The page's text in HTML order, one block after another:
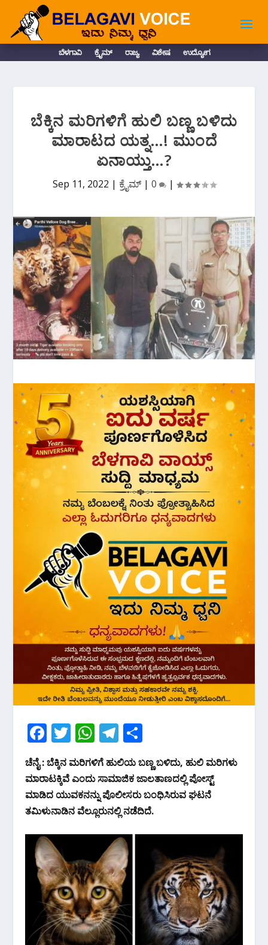
ಬೆಳಗಾವಿ ಕ್ರೈಮ್ ರಾಜ್ಯ ವಿಶೇಷ ಉದ್ಯೋಗ
ಬೆಕ್ಕಿನ ಮರಿಗಳಿಗೆ ಹುಲಿ ಬಣ್ಣ ಬಳಿದು
ಮಾರಾಟದ ಯತ್ನ…! ಮುಂದೆ
ಏನಾಯ್ತು…?
Sep 11, 2022 | ಕ್ರೈಮ್| 0 |
F
ac
e
b
o
o
k
T
w
itt
er
W
h
at
s
A
p
p
T
el
e
gr
a
m
ar
e
ಚೆನೈ : ಬೆಕ್ಕಿನ ಮರಿಗಳಿಗೆ ಹುಲಿಯ ಬಣ್ಣ ಬಳಿದು, ಹುಲಿ ಮರಿಗಳು
ಮಾರಾಟಕ್ಕಿವೆ ಎಂದು ಸಾಮಾಜಿಕ ಜಾಲತಾಣದಲ್ಲಿ ಪೋಸ್ಟ್‌
ಮಾಡಿದ ಯುವಕನನ್ನು ಪೊಲೀಸರು ಬಂಧಿಸಿರುವ ಘಟನೆ
ತಮಿಳುನಾಡಿನ ವೆಲ್ಲೂರುನಲ್ಲಿ ನಡೆದಿದೆ.